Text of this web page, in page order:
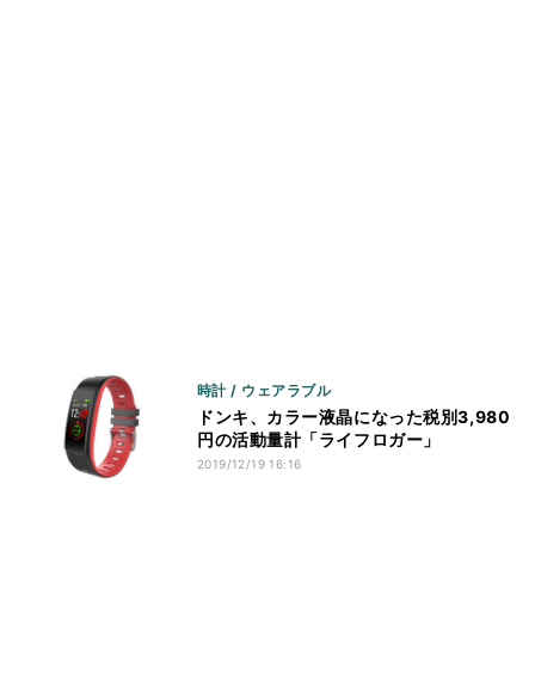
時計 / ウェアラブル
ドンキ、カラー液晶になった税別3,980
円の活動量計「ライフロガー」
2019/12/19 16:16